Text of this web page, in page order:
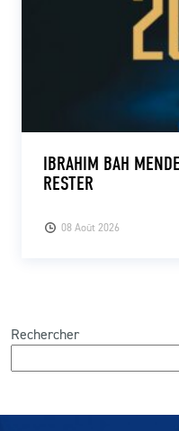
08 Août 2026
IBRAHIM BAH
RESTER
Rechercher